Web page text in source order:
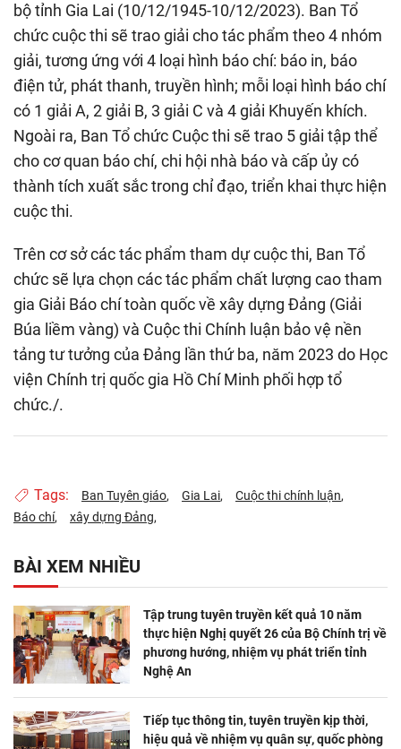
bộ tỉnh Gia Lai (10/12/1945-10/12/2023). Ban Tổ
chức cuộc thi sẽ trao giải cho tác phẩm theo 4 nhóm
giải, tương ứng với 4 loại hình báo chí: báo in, báo
điện tử, phát thanh, truyền hình; mỗi loại hình báo chí
có 1 giải A, 2 giải B, 3 giải C và 4 giải Khuyến khích.
Ngoài ra, Ban Tổ chức Cuộc thi sẽ trao 5 giải tập thể
cho cơ quan báo chí, chi hội nhà báo và cấp ủy có
thành tích xuất sắc trong chỉ đạo, triển khai thực hiện
cuộc thi.
Trên cơ sở các tác phẩm tham dự cuộc thi, Ban Tổ
chức sẽ lựa chọn các tác phẩm chất lượng cao tham
gia Giải Báo chí toàn quốc về xây dựng Đảng (Giải
Búa liềm vàng) và Cuộc thi Chính luận bảo vệ nền
tảng tư tưởng của Đảng lần thứ ba, năm 2023 do Học
viện Chính trị quốc gia Hồ Chí Minh phối hợp tổ
chức./.
Tags: Ban Tuyên giáo Gia Lai
Cuộc thi chính luận
Báo chí
xây dựng Đảng
BÀI XEM NHIỀU
Tập trung tuyên truyền kết quả 10 năm
thực hiện Nghị quyết 26 của Bộ Chính trị về
phương hướng, nhiệm vụ phát triển tỉnh
Nghệ An
Tiếp tục thông tin, tuyên truyền kịp thời,
hiệu quả về nhiệm vụ quân sự, quốc phòng